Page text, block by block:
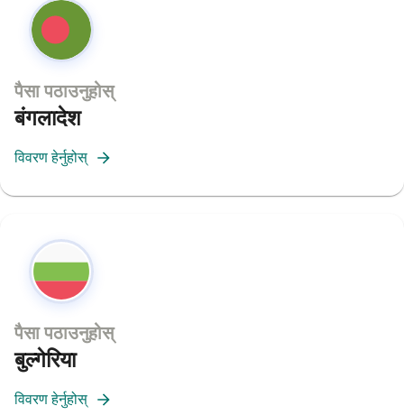
पैसा पठाउनुहोस्
बंगलादेश
विवरण हेर्नुहोस्
पैसा पठाउनुहोस्
बुल्गेरिया
विवरण हेर्नुहोस्